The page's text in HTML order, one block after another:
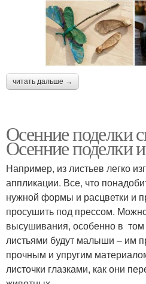
читать дальше →
Осенние поделки
Осенние поделки
Например, из листьев легко
аппликации. Все, что
нужной формы и расцветки и
просушить под прессом.
высушивания, особенно в том
листьями будут малыши – им
прочным и упругим
листочки глазками, как они